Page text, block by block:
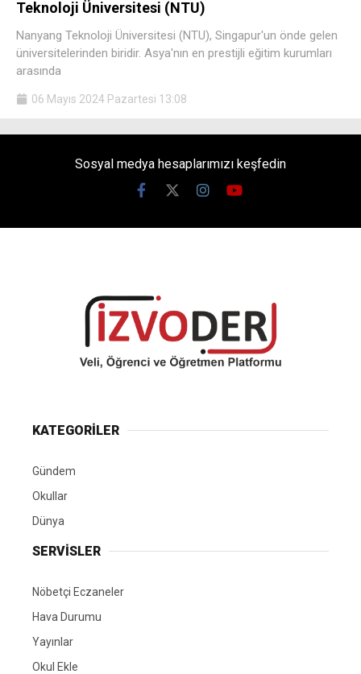
Teknoloji Üniversitesi (NTU)
Nanyang Teknoloji Üniversitesi (NTU), Singapur'un önde gelen
üniversitelerinden biridir. Asya'nın en prestijli eğitim kurumları
arasında
06 Mayıs 2024 Pazartesi 13:08
Sosyal medya hesaplarımızı keşfedin
KATEGORİLER
Gündem
Okullar
Dünya
SERVİSLER
Nöbetçi Eczaneler
Hava Durumu
Yayınlar
Okul Ekle